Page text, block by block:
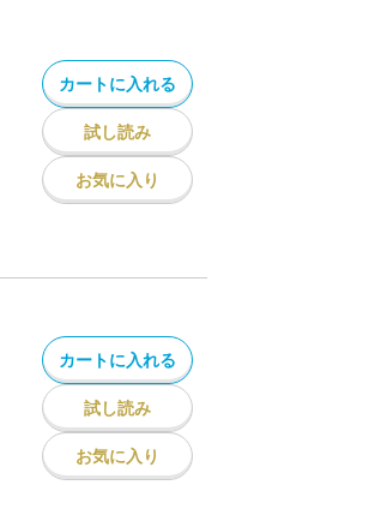
カートに入れる
試し読み
お気に入り
カートに入れる
試し読み
お気に入り